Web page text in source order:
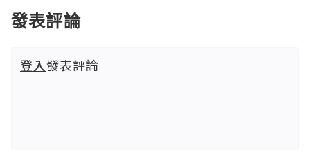
發表評論
登入發表評論